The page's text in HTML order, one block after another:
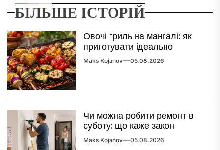
БІЛЬШЕ ІСТОРІЙ
Овочі гриль на мангалі: як
приготувати ідеально
Maks Kojanov 05.08.2026
Чи можна робити ремонт в
суботу: що каже закон
Maks Kojanov 05.08.2026